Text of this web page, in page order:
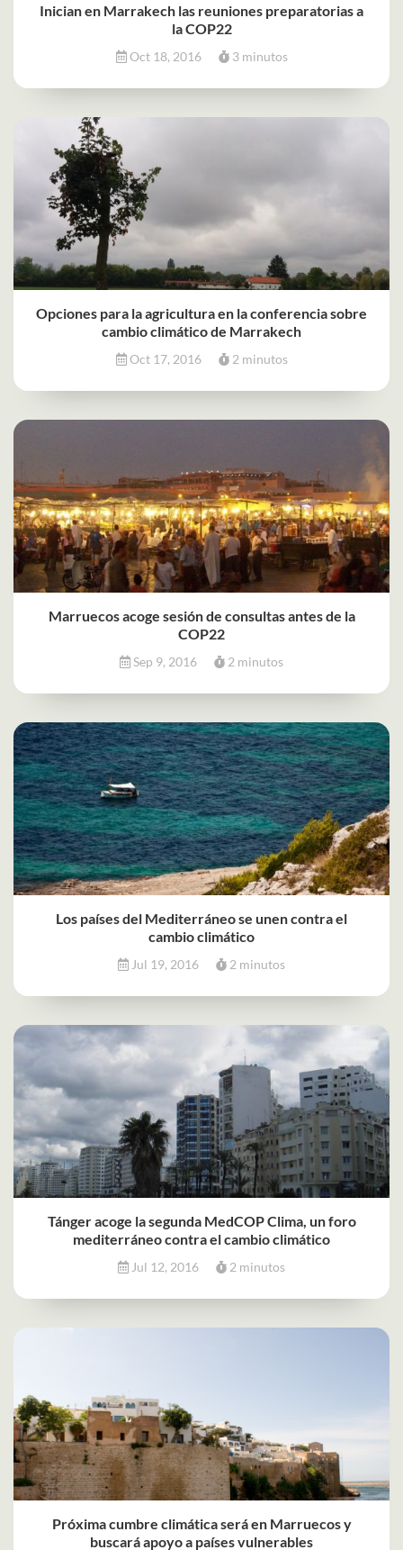
Inician en Marrakech las reuniones preparatorias a
la COP22
Oct 18, 2016 3 minutos
Opciones para la agricultura en la conferencia sobre
cambio climático de Marrakech
Oct 17, 2016 2 minutos
Marruecos acoge sesión de consultas antes de la
COP22
Sep 9, 2016 2 minutos
Los países del Mediterráneo se unen contra el
cambio climático
Jul 19, 2016 2 minutos
Tánger acoge la segunda MedCOP Clima, un foro
mediterráneo contra el cambio climático
Jul 12, 2016 2 minutos
Próxima cumbre climática será en Marruecos y
buscará apoyo a países vulnerables